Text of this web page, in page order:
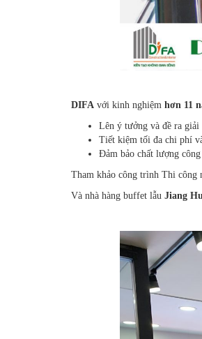
DIFA với kinh nghiệm hơn 11
Lên ý tưởng và đề ra
Tiết kiệm tối đa chi phí
Đảm bảo chất lượng
Tham khảo công trình Thi công
Và nhà hàng buffet lẫu Jiang